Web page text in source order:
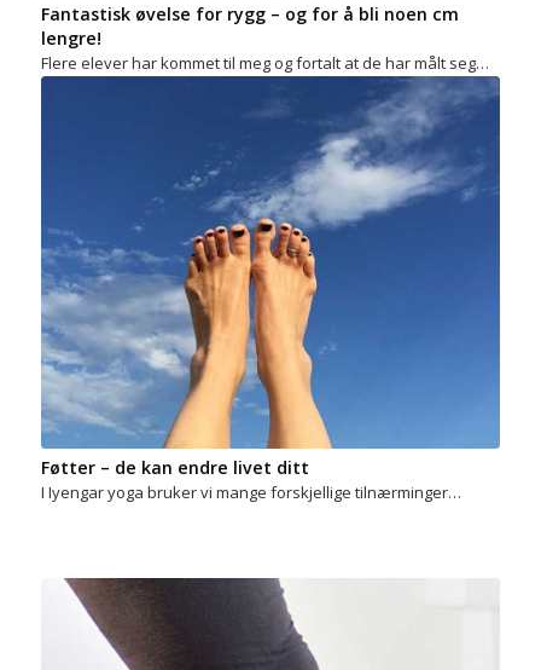
Fantastisk øvelse for rygg – og for å bli noen cm
lengre!
Flere elever har kommet til meg og fortalt at de har målt seg…
Føtter – de kan endre livet ditt
I Iyengar yoga bruker vi mange forskjellige tilnærminger…